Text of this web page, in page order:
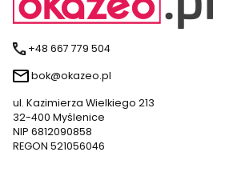
+48 667 779 504
bok@okazeo.pl
ul. Kazimierza Wielkiego 213
32-400 Myślenice
NIP 6812090858
REGON 521056046